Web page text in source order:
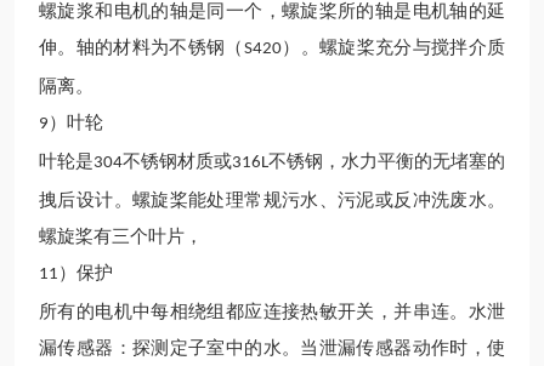
螺旋浆和电机的轴是同一个，螺旋桨所的轴是电机轴的延
伸。轴的材料为不锈钢（ S420）。螺旋桨充分与搅拌介质
隔离。
9 ）
叶轮
叶轮是304不锈钢材质或316L不锈钢 ，水力平衡的无堵塞的
拽后设计。螺旋桨能处理常规污水、污泥或反冲洗废水。
螺旋桨有三个叶片 ，
11 ）保护
所有的电机中每相绕组都应连接热敏开关，并串连。水泄
漏传感器：探测定子室中的水。当泄漏传感器动作时，使